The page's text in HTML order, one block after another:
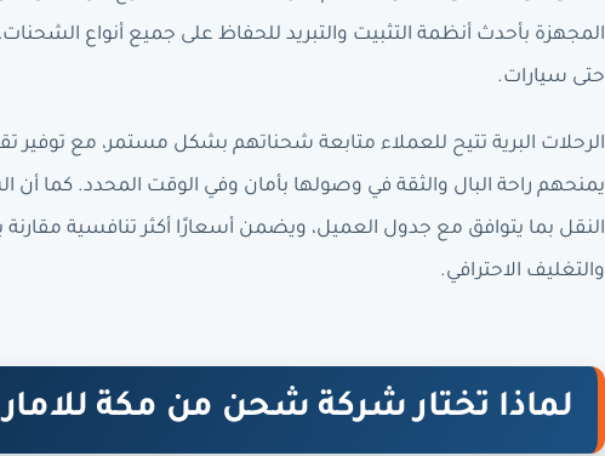
المجهزة بأحدث أنظمة التثبيت والتبريد للحفاظ على جميع أنواع
حتى سيارات.
الرحلات البرية تتيح للعملاء متابعة شحناتهم بشكل مستمر، مع توفير
يمنحهم راحة البال والثقة في وصولها بأمان وفي الوقت المحدد. كما أن
النقل بما يتوافق مع جدول العميل، ويضمن أسعارًا أكثر تنافسية
والتغليف الاحترافي.
لماذا تختار شركة شحن من مكة